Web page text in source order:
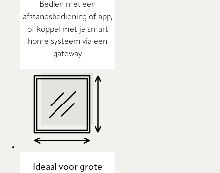
Bedien met een
afstandsbediening of app,
of koppel met je smart
home systeem via een
gateway
Ideaal voor grote